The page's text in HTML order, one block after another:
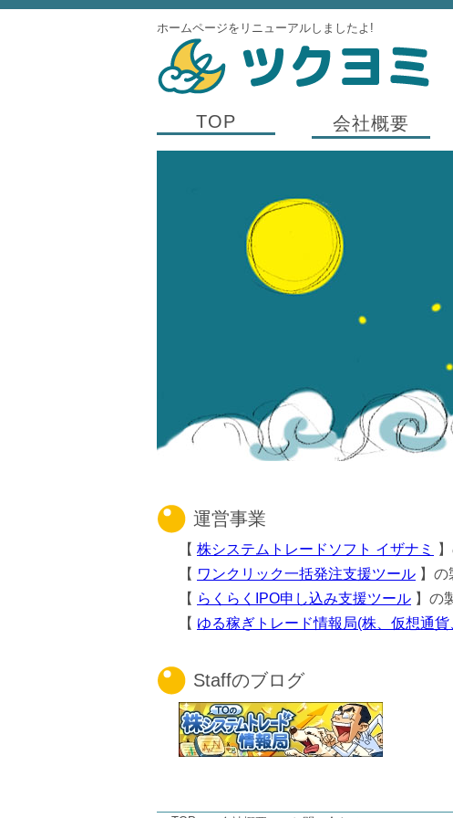
ホームページをリニューアルしましたよ!
TOP 会社概要
運営事業
【 株システムトレードソフト イザナミ
【 ワンクリック一括発注支援ツール 】の
【 らくらくIPO申し込み支援ツール 】の
【 ゆる稼ぎトレード情報局(株、仮想通
Staffのブログ